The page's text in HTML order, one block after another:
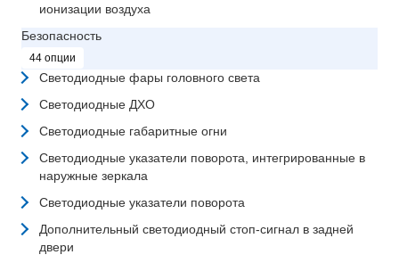
ионизации воздуха
Безопасность
44 опции
Светодиодные фары головного света
Светодиодные ДХО
Светодиодные габаритные огни
Светодиодные указатели поворота, интегрированные в
наружные зеркала
Светодиодные указатели поворота
Дополнительный светодиодный стоп-сигнал в задней
двери